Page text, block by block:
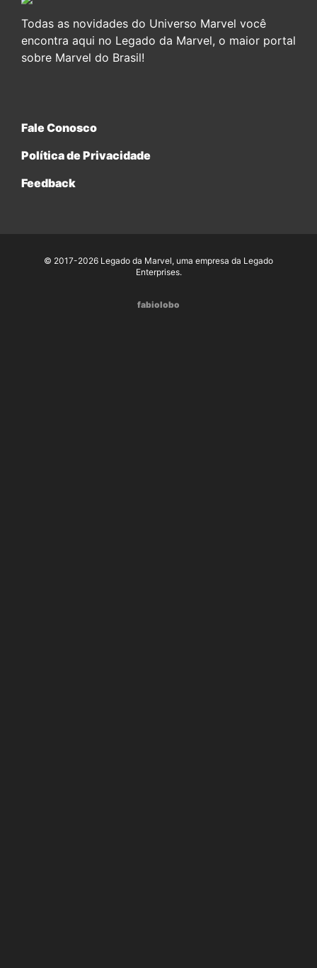
Todas as novidades do Universo Marvel você
encontra aqui no Legado da Marvel, o maior portal
sobre Marvel do Brasil!
Fale Conosco
Política de Privacidade
Feedback
© 2017-2026 Legado da Marvel, uma empresa da Legado
Enterprises.
fabiolobo